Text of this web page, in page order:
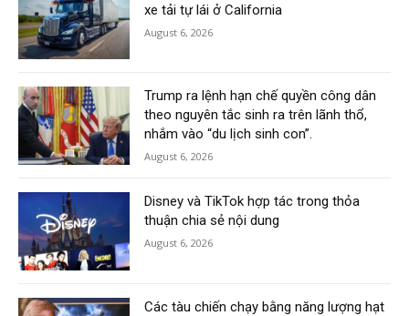
xe tải tự lái ở California
August 6, 2026
Trump ra lệnh hạn chế quyền công dân
theo nguyên tắc sinh ra trên lãnh thổ,
nhắm vào “du lịch sinh con”.
August 6, 2026
Disney và TikTok hợp tác trong thỏa
thuận chia sẻ nội dung
August 6, 2026
Các tàu chiến chạy bằng năng lượng hạt